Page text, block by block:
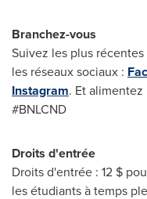
Branchez-vous
Suivez les plus
les réseaux sociaux :
Instagram. Et
#BNLCND
Droits d'entrée
Droits d'entrée : 12 $
les étudiants à temps